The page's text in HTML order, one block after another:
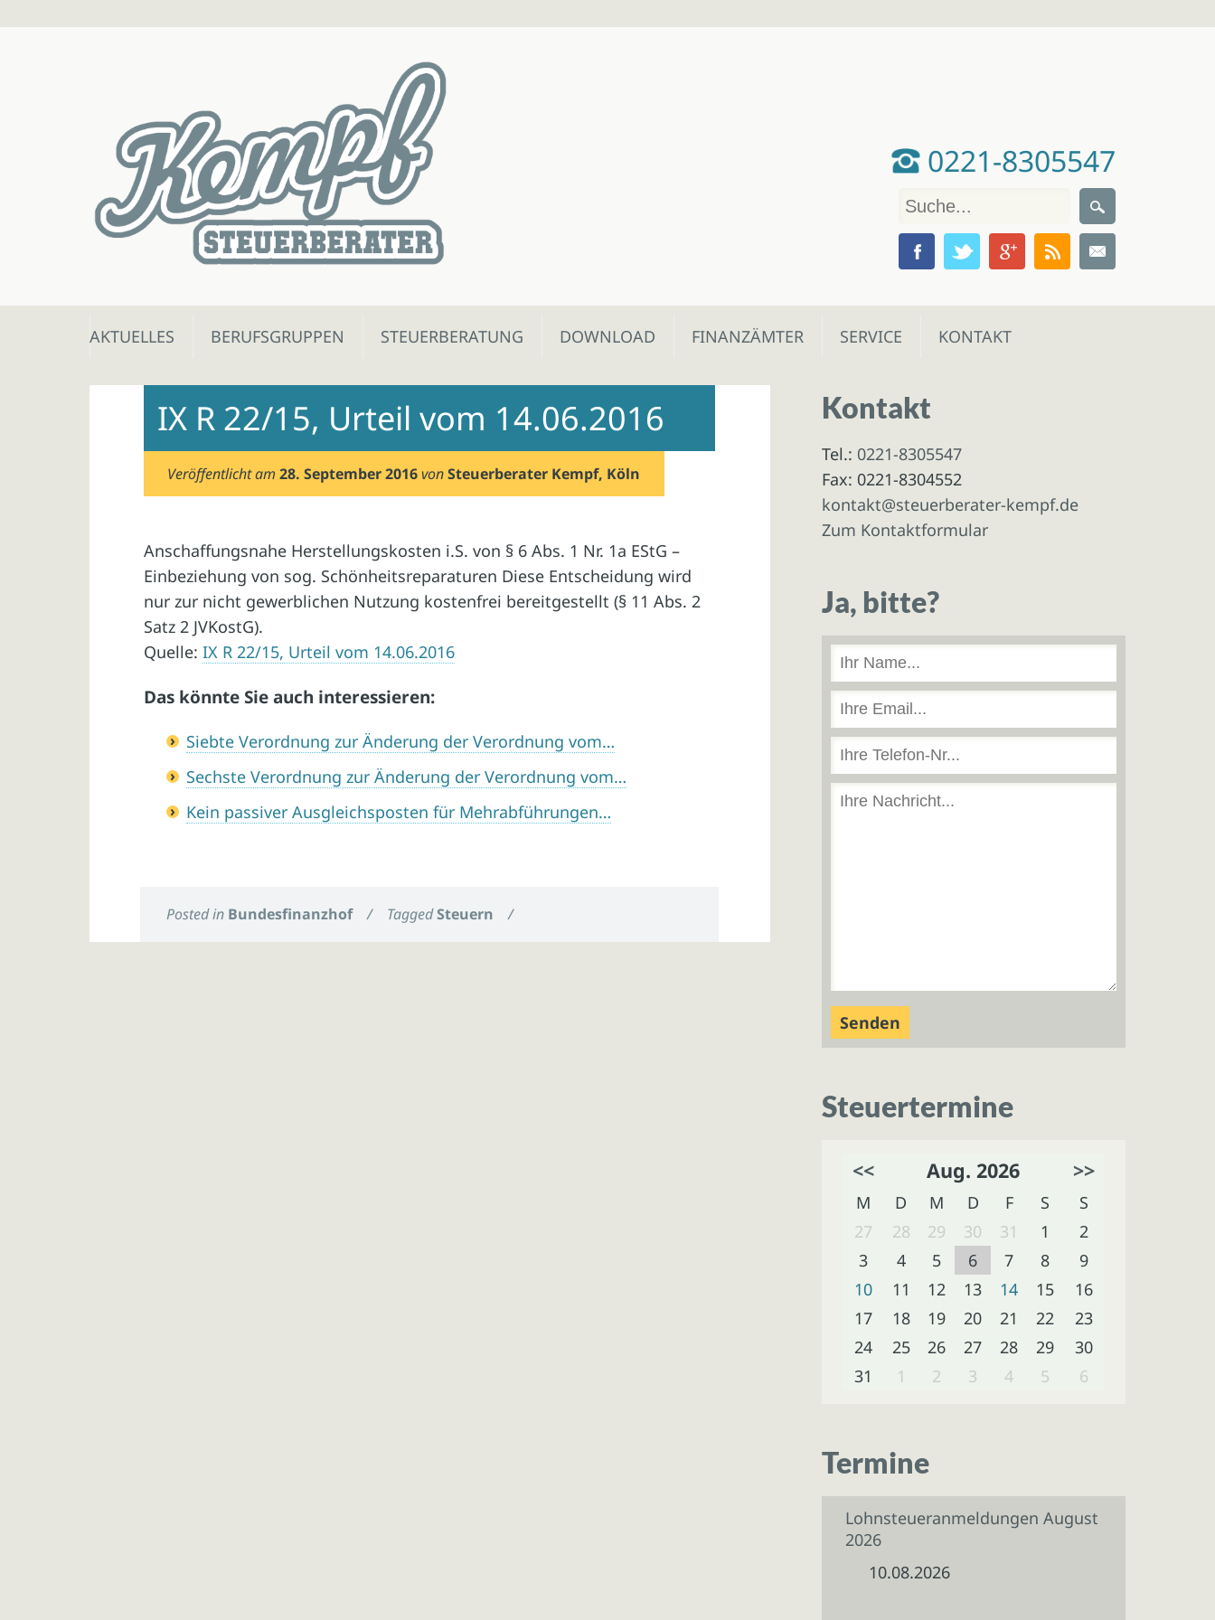
0221-8305547
Skip
AKTUELLES BERUFSGRUPPEN STEUERBERATUNG DOWNLOAD FINANZÄMTER SERVICE KONTAKT
IX R 22/15, Urteil vom 14.06.2016
Veröffentlicht am28. September 2016 vonSteuerberater Kempf, Köln
Anschaffungsnahe Herstellungskosten i.S. von § 6 Abs. 1 Nr. 1a EStG –
Einbeziehung von sog. Schönheitsreparaturen Diese Entscheidung wird
nur zur nicht gewerblichen Nutzung kostenfrei bereitgestellt (§ 11 Abs. 2
Satz 2 JVKostG).
Quelle:IX R 22/15, Urteil vom 14.06.2016
Das könnte Sie auch interessieren:
Siebte Verordnung zur Änderung der Verordnung vom…
Sechste Verordnung zur Änderung der Verordnung vom…
Kein passiver Ausgleichsposten für Mehrabführungen…
Posted in Bundesfinanzhof / TaggedSteuern /
Kontakt
Tel.: 0221-8305547
Fax: 0221-8304552
kontakt@steuerberater-kempf.de
Zum Kontaktformular
Ja, bitte?
Steuertermine
<< Aug. 2026 >>
M D M D F S
S
27
28 29 30 31 1
2
3
4 5 6 7 8
9
10
11 12 13 14 15
16
17
18 19 20 21 22
23
24
25 26 27 28 29
30
31
1 2 3 4 5 6
Termine
Lohnsteueranmeldungen August
2026
10.08.2026